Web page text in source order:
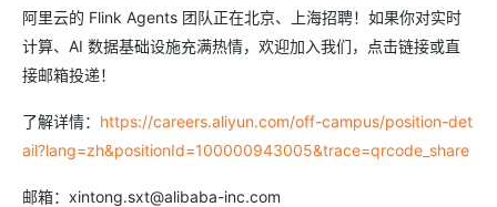
阿里云的 Flink Agents 团队正在北京、上海招聘！如果你对实时
计算、AI 数据基础设施充满热情，欢迎加入我们，点击链接或直
接邮箱投递！
了解详情： https://careers.aliyun.com/off-campus/position-det
ail?lang=zh&positionId=100000943005&trace=qrcode_share
邮箱：xintong.sxt@alibaba-inc.com